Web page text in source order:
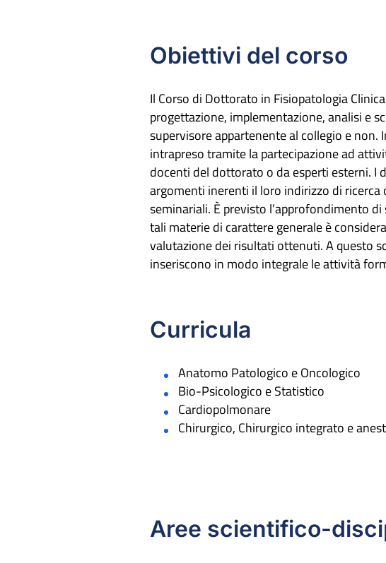
Obiettivi del corso
Il Corso di Dottorato in Fisiopatologia
progettazione, implementazione, analisi e
supervisore appartenente al collegio e
intrapreso tramite la partecipazione ad
docenti del dottorato o da esperti esterni. I
argomenti inerenti il loro indirizzo di
seminariali. È previsto l’approfondimento
tali materie di carattere generale è
valutazione dei risultati ottenuti. A questo
inseriscono in modo integrale le attività
Curricula
Anatomo Patologico e Oncologico
Bio-Psicologico e Statistico
Cardiopolmonare
Chirurgico, Chirurgico integrato e
Aree scientifico-